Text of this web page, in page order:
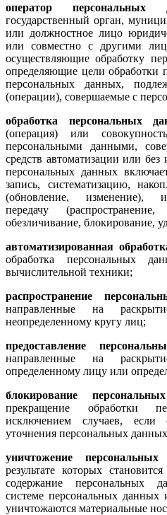
оператор персональных
государственный орган,
или должностное лицо
или совместно с другими
осуществляющие обработку
определяющие цели обработки
персональных данных,
(операции), совершаемые с
обработка персональных
(операция) или
персональными данными,
средств автоматизации или
персональных данных
запись, систематизацию,
(обновление, изменение),
передачу
обезличивание, блокирование,
автоматизированная
обработка персональных
вычислительной техники;
распространение
направленные на
неопределенному кругу лиц;
предоставление
направленные на
определенному лицу или
блокирование
прекращение обработки
исключением случаев, если
уточнения персональных
уничтожение
результате которых
содержание персональных
системе персональных данных
уничтожаются материальные